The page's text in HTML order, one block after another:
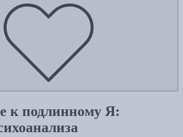
к подлинному Я: